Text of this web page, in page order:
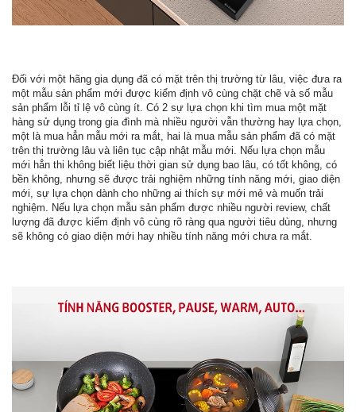
Đối với một hãng gia dụng đã có mặt trên thị trường từ lâu, việc đưa ra
một mẫu sản phẩm mới được kiểm định vô cùng chặt chẽ và số mẫu
sản phẩm lỗi tỉ lệ vô cùng ít. Có 2 sự lựa chọn khi tìm mua một mặt
hàng sử dụng trong gia đình mà nhiều người vẫn thường hay lựa chọn,
một là mua hẳn mẫu mới ra mắt, hai là mua mẫu sản phẩm đã có mặt
trên thị trường lâu và liên tục cập nhật mẫu mới. Nếu lựa chọn mẫu
mới hẳn thi không biết liệu thời gian sử dụng bao lâu, có tốt không, có
bền không, nhưng sẽ được trải nghiệm những tính năng mới, giao diện
mới, sự lựa chọn dành cho những ai thích sự mới mẻ và muốn trải
nghiệm. Nếu lựa chọn mẫu sản phẩm được nhiều người review, chất
lượng đã được kiểm định vô cùng rõ ràng qua người tiêu dùng, nhưng
sẽ không có giao diện mới hay nhiều tính năng mới chưa ra mắt.